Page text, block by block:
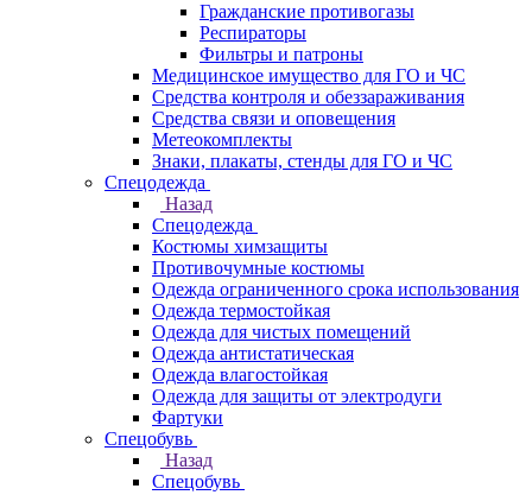
Гражданские противогазы
Респираторы
Фильтры и патроны
Медицинское имущество для ГО и ЧС
Средства контроля и обеззараживания
Средства связи и оповещения
Метеокомплекты
Знаки, плакаты, стенды для ГО и ЧС
Спецодежда
Назад
Спецодежда
Костюмы химзащиты
Противочумные костюмы
Одежда ограниченного срока использования
Одежда термостойкая
Одежда для чистых помещений
Одежда антистатическая
Одежда влагостойкая
Одежда для защиты от электродуги
Фартуки
Спецобувь
Назад
Спецобувь